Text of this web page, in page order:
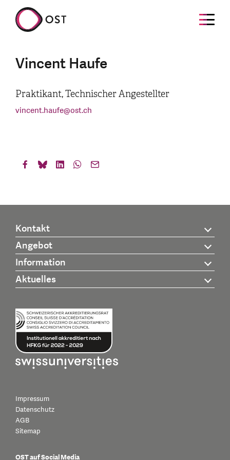
Vincent Haufe
Praktikant, Technischer Angestellter
vincent.haufe@ost.ch
Kontakt
Angebot
Information
Aktuelles
Impressum
Datenschutz
AGB
Sitemap
OST auf Social Media